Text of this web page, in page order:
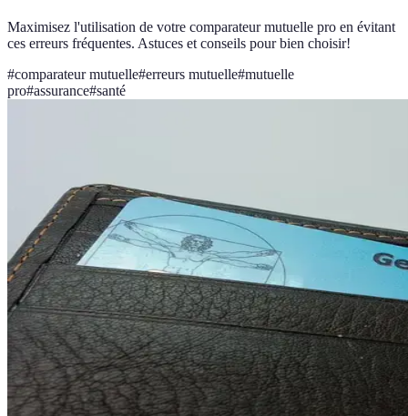
Maximisez l'utilisation de votre comparateur mutuelle pro en évitant
ces erreurs fréquentes. Astuces et conseils pour bien choisir!
#comparateur mutuelle#erreurs mutuelle#mutuelle
pro#assurance#santé